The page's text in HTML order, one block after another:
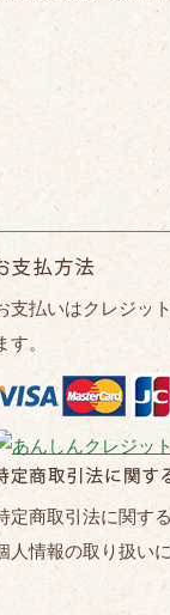
支払いはクレジッ
す。
定商取引法に関す
人情報の取り扱い